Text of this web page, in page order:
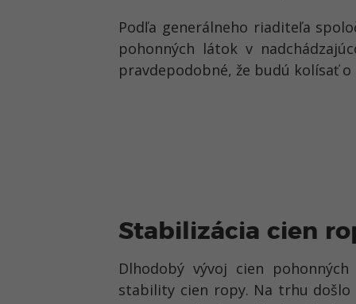
Podľa generálneho riaditeľa
pohonných látok v
pravdepodobné, že budú kolísať
Stabilizácia cien
Dlhodobý vývoj cien
stability cien ropy. Na trhu